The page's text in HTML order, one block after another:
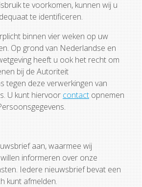
te voorkomen, kunnen wij u
te identificeren.
binnen vier weken op uw
Op grond van Nederlandse en
heeft u ook het recht om
bij de Autoriteit
tegen deze verwerkingen van
U kunt hiervoorcontactopnemen
aan, waarmee wij
informeren over onze
Iedere nieuwsbrief bevat een
kunt afmelden.